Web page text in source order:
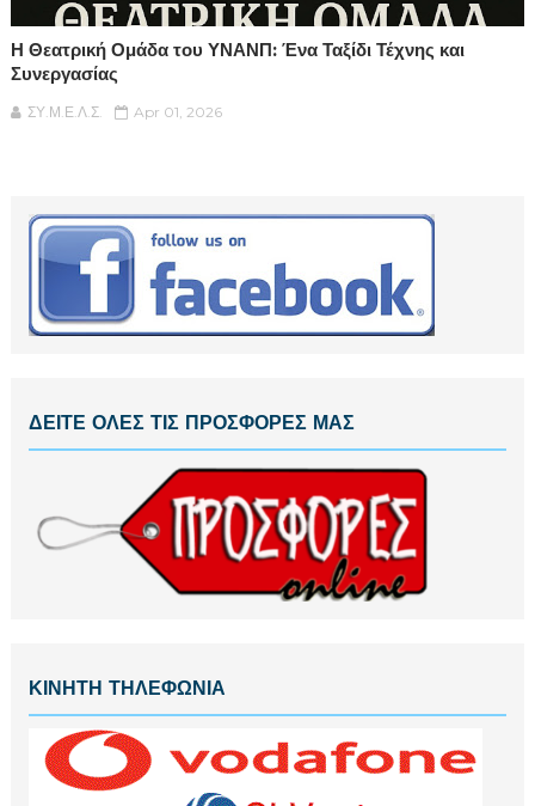
Η Θεατρική Ομάδα του ΥΝΑΝΠ: Ένα Ταξίδι Τέχνης και
Συνεργασίας
ΣΥ.Μ.Ε.Λ.Σ. Apr 01, 2026
ΔΕΙΤΕ ΟΛΕΣ ΤΙΣ ΠΡΟΣΦΟΡΕΣ ΜΑΣ
ΚΙΝΗΤΗ ΤΗΛΕΦΩΝΙΑ